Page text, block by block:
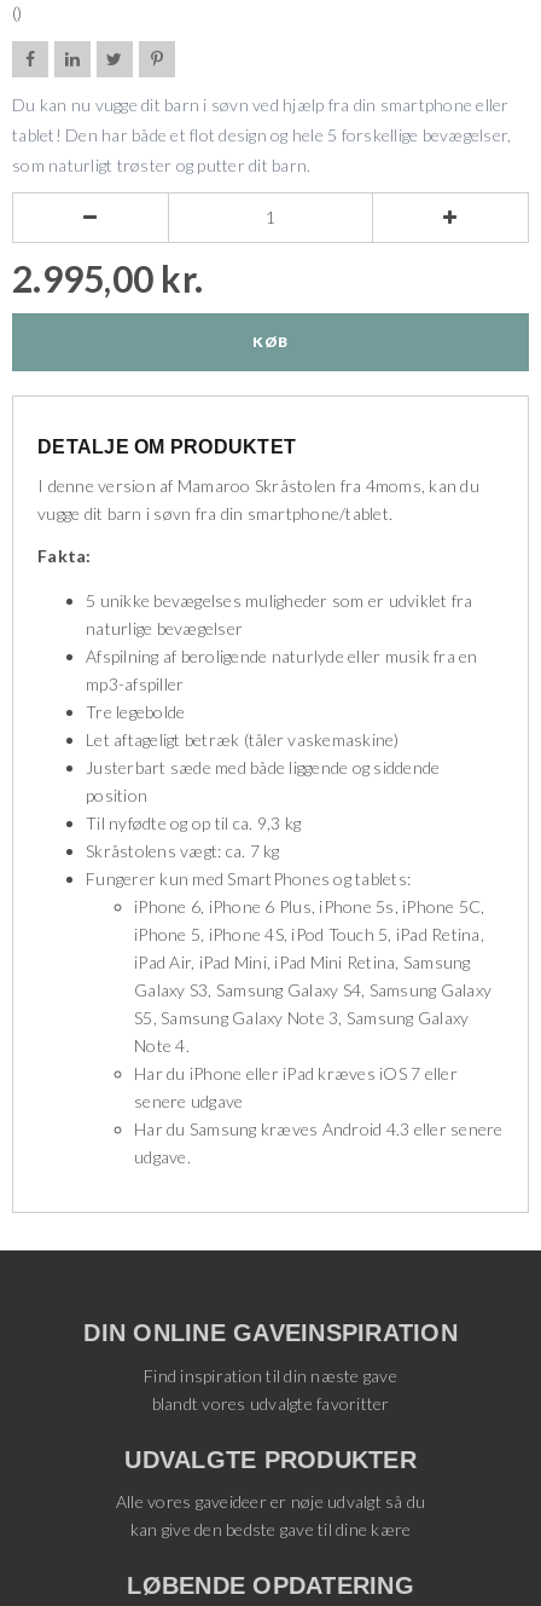
()
   
Du kan nu vugge dit barn i søvn ved hjælp fra din smartphone eller
tablet! Den har både et flot design og hele 5 forskellige bevægelser,
som naturligt trøster og putter dit barn.
 
2.995,00 kr.
KØB
DETALJE OM PRODUKTET
I denne version af Mamaroo Skråstolen fra 4moms, kan du
vugge dit barn i søvn fra din smartphone/tablet.
Fakta:
5 unikke bevægelses muligheder som er udviklet fra
naturlige bevægelser
Afspilning af beroligende naturlyde eller musik fra en
mp3-afspiller
Tre legebolde
Let aftageligt betræk (tåler vaskemaskine)
Justerbart sæde med både liggende og siddende
position
Til nyfødte og op til ca. 9,3 kg
Skråstolens vægt: ca. 7 kg
Fungerer kun med SmartPhones og tablets:
iPhone 6, iPhone 6 Plus, iPhone 5s, iPhone 5C,
iPhone 5, iPhone 4S, iPod Touch 5, iPad Retina,
iPad Air, iPad Mini, iPad Mini Retina, Samsung
Galaxy S3, Samsung Galaxy S4, Samsung Galaxy
S5, Samsung Galaxy Note 3, Samsung Galaxy
Note 4.
Har du iPhone eller iPad kræves iOS 7 eller
senere udgave
Har du Samsung kræves Android 4.3 eller senere
udgave.
DIN ONLINE GAVEINSPIRATION
Find inspiration til din næste gave
blandt vores udvalgte favoritter
UDVALGTE PRODUKTER
Alle vores gaveideer er nøje udvalgt så du
kan give den bedste gave til dine kære
LØBENDE OPDATERING